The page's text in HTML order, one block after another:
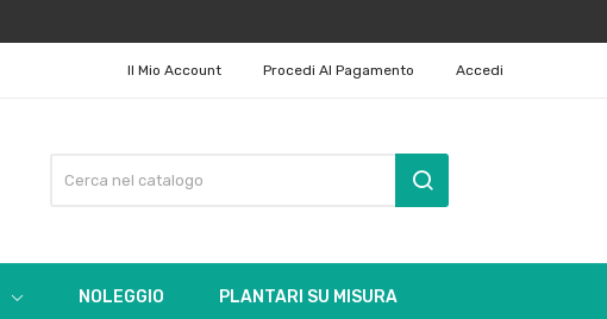
Il Mio Account Procedi Al Pagamento Accedi
NOLEGGIO PLANTARI SU MISURA